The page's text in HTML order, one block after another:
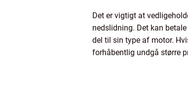
Det er vigtigt at
nedslidning. Det kan
del til sin type af motor.
forhåbentlig undgå større